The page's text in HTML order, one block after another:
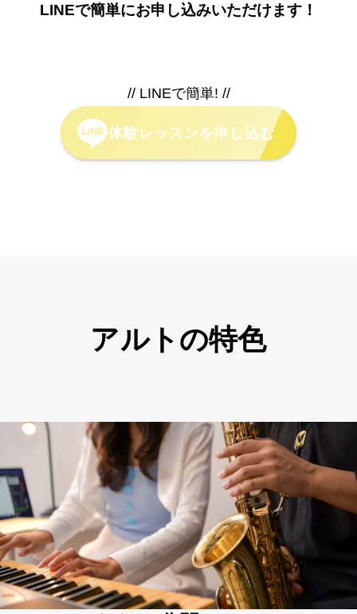
LINEで簡単にお申し込みいただけます！
// LINEで簡単! //
体験レッスンを申し込む
アルトの特色